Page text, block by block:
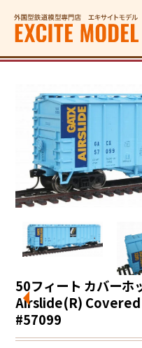
50フィート カバー
Airslide(R)
#57099